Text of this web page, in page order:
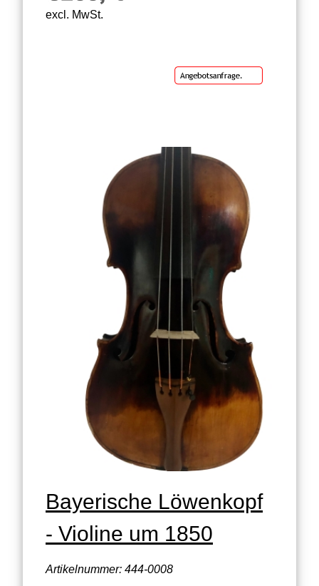
excl. MwSt.
Bayerische Löwenkopf
- Violine um 1850
Artikelnummer: 444-0008